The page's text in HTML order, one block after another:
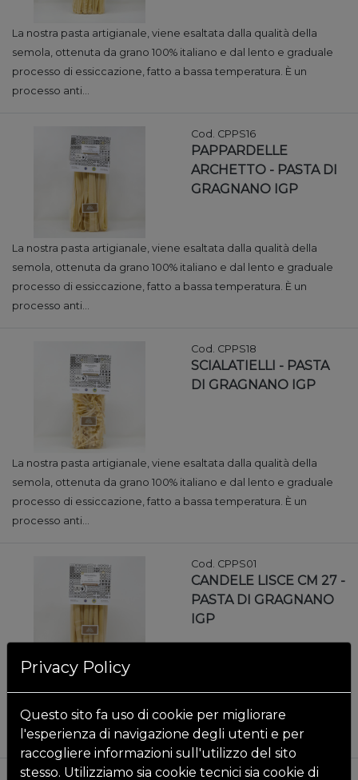
La nostra pasta artigianale, viene esaltata dalla qualità della
semola, ottenuta da grano 100% italiano e dal lento e graduale
processo di essiccazione, fatto a bassa temperatura. È un
processo anti...
Cod. CPPS16
PAPPARDELLE
ARCHETTO - PASTA DI
GRAGNANO IGP
La nostra pasta artigianale, viene esaltata dalla qualità della
semola, ottenuta da grano 100% italiano e dal lento e graduale
processo di essiccazione, fatto a bassa temperatura. È un
processo anti...
Cod. CPPS18
SCIALATIELLI - PASTA
DI GRAGNANO IGP
La nostra pasta artigianale, viene esaltata dalla qualità della
semola, ottenuta da grano 100% italiano e dal lento e graduale
processo di essiccazione, fatto a bassa temperatura. È un
processo anti...
Cod. CPPS01
CANDELE LISCE CM 27 -
PASTA DI GRAGNANO
IGP
La nostra pasta artigianale, viene esaltata dalla qualità della
semola, ottenuta da grano 100% italiano e dal lento e graduale
processo di essiccazione, fatto a bassa temperatura. È un
processo anti...
Privacy Policy
Questo sito fa uso di cookie per migliorare
l'esperienza di navigazione degli utenti e per
raccogliere informazioni sull'utilizzo del sito
stesso. Utilizziamo sia cookie tecnici sia cookie di